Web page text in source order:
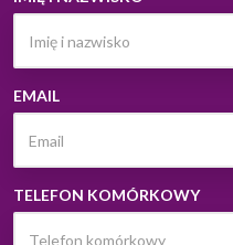
EMAIL
TELEFON KOMÓRKOWY